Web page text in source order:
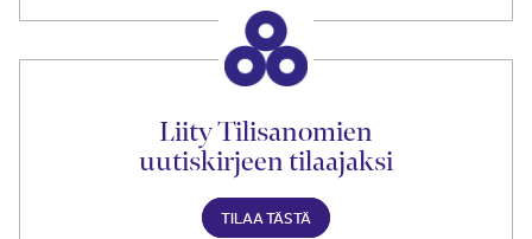
Liity Tilisanomien
uutiskirjeen tilaajaksi
TILAA TÄSTÄ